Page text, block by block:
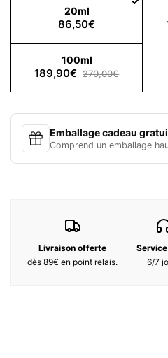
Notes Olfactives :
Notes de tête :
Mandarine,
Notes de cœur :Absolue de rose
Violette, Muguet
Notes de fond : Musc, Bois de
20ml
86,50€
100ml
189,90€ 270,00€
Emballage cadeau
Comprend un emballage
Livraison offerte
dès 89€ en point relais.
6/7